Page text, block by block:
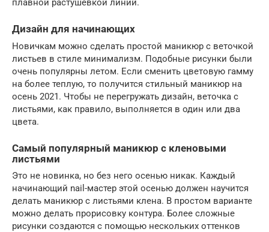
плавной растушевкой линий.
Дизайн для начинающих
Новичкам можно сделать простой маникюр с веточкой
листьев в стиле минимализм. Подобные рисунки были
очень популярны летом. Если сменить цветовую гамму
на более теплую, то получится стильный маникюр на
осень 2021. Чтобы не перегружать дизайн, веточка с
листьями, как правило, выполняется в один или два
цвета.
Самый популярный маникюр с кленовыми
листьями
Это не новинка, но без него осенью никак. Каждый
начинающий nail-мастер этой осенью должен научится
делать маникюр с листьями клена. В простом варианте
можно делать прорисовку контура. Более сложные
рисунки создаются с помощью нескольких оттенков